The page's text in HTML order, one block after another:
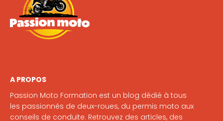
A PROPOS
Passion Moto Formation est un blog dédié à tous
les passionnés de deux-roues, du permis moto aux
conseils de conduite. Retrouvez des articles, des